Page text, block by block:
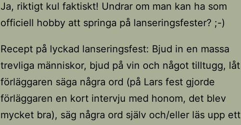
Ja, riktigt kul faktiskt! Undrar om man kan ha som
officiell hobby att springa på lanseringsfester? ;-)
Recept på lyckad lanseringsfest: Bjud in en massa
trevliga människor, bjud på vin och något tilltugg, låt
förläggaren säga några ord (på Lars fest gjorde
förläggaren en kort intervju med honom, det blev
mycket bra), säg några ord själv och/eller läs upp ett